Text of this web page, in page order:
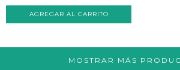
MOSTRAR MÁS